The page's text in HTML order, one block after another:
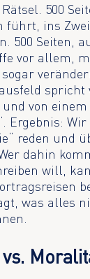
500
führt, ins
500 Seiten,
vor allem,
spricht
von
Ergebnis:
reden und
dahin
will,
was alles